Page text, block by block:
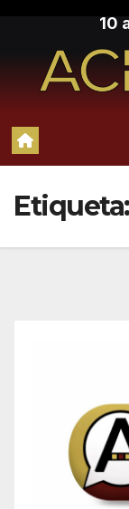
contenido
10
Etiqueta: